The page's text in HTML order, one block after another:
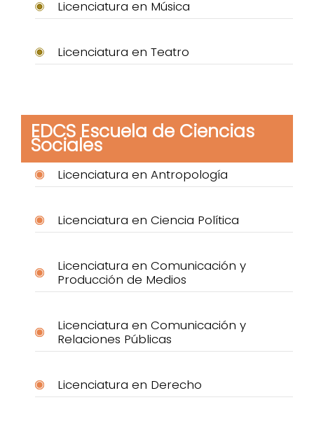
Licenciatura en Música
Licenciatura en Teatro
EDCS Escuela de Ciencias
Sociales
Licenciatura en Antropología
Licenciatura en Ciencia Política
Licenciatura en Comunicación y
Producción de Medios
Licenciatura en Comunicación y
Relaciones Públicas
Licenciatura en Derecho